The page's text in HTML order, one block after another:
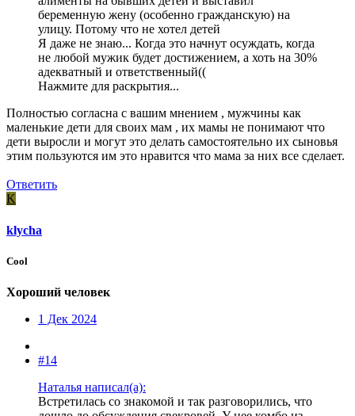
беременную жену (особенно гражданскую) на
улицу. Потому что не хотел детей
Я даже не знаю... Когда это начнут осуждать, когда
не любой мужик будет достижением, а хоть на 30%
адекватный и ответственный((
Нажмите для раскрытия...
Полностью согласна с вашим мнением , мужчины как
маленькие дети для своих мам , их мамы не понимают что
дети выросли и могут это делать самостоятельно их сыновья
этим пользуются им это нравится что мама за них все сделает.
Ответить
K
klycha
Cool
Хороший человек
1 Дек 2024
#14
Наталья написал(а):
Встретилась со знакомой и так разговорились, что